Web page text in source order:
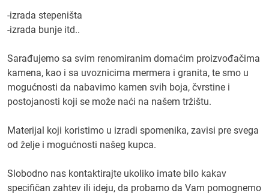
-izrada stepeništa
-izrada bunje itd..
Sarađujemo sa svim renomiranim domaćim proizvođačima
kamena, kao i sa uvoznicima mermera i granita, te smo u
mogućnosti da nabavimo kamen svih boja, čvrstine i
postojanosti koji se može naći na našem tržištu.
Materijal koji koristimo u izradi spomenika, zavisi pre svega
od želje i mogućnosti našeg kupca.
Slobodno nas kontaktirajte ukoliko imate bilo kakav
specifičan zahtev ili ideju, da probamo da Vam pomognemo